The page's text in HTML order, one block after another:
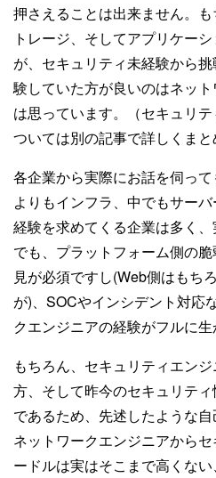
押さえることは出来ません。
トレージ、そしてアプリケー
が、セキュリティ未経験から
験していた方が良いのはネッ
は思っています。（セキュリ
ついては別の記事で詳しくまと
各企業から実際にお話を伺っ
よりもインフラ、中でもサー
経験を求めてくる企業は多く
でも、プラットフォーム側の
見が必須ですし(Web側はもち
が)、SOCやインシデント対応
クエンジニアの経験がフルに生
もちろん、セキュリティエン
方、そして昨今のセキュリテ
であるため、先述したような自
ネットワークエンジニアから
ードルは実はそこまで高くな